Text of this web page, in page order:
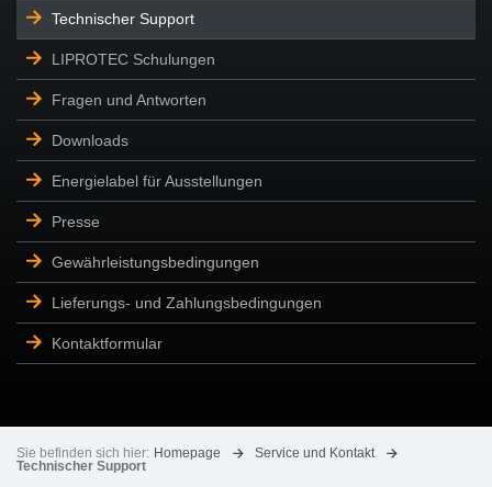
Technischer Support
LIPROTEC Schulungen
Fragen und Antworten
Downloads
Energielabel für Ausstellungen
Presse
Gewährleistungsbedingungen
Lieferungs- und Zahlungsbedingungen
Kontaktformular
Sie befinden sich hier: Homepage
Service und Kontakt
Technischer Support